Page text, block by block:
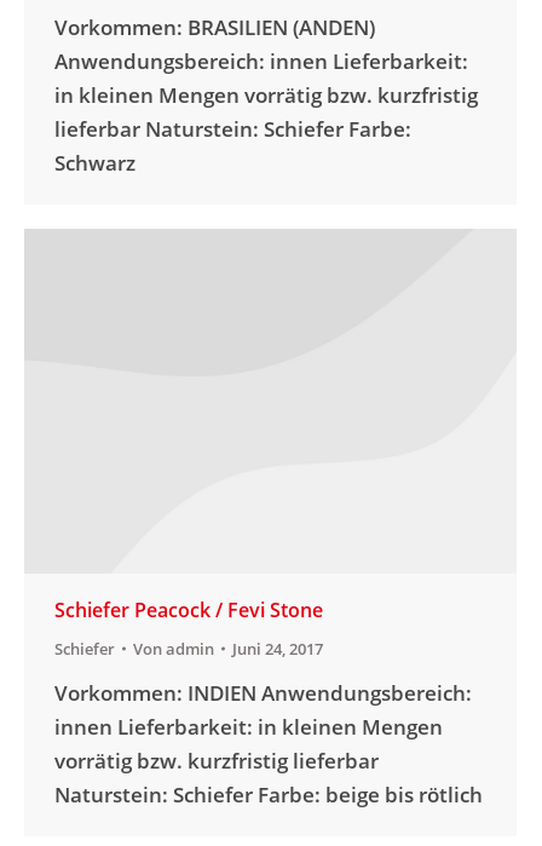
Vorkommen: BRASILIEN (ANDEN)
Anwendungsbereich: innen Lieferbarkeit:
in kleinen Mengen vorrätig bzw. kurzfristig
lieferbar Naturstein: Schiefer Farbe:
Schwarz
Schiefer Peacock / Fevi Stone
Schiefer Vonadmin Juni 24, 2017
Vorkommen: INDIEN Anwendungsbereich:
innen Lieferbarkeit: in kleinen Mengen
vorrätig bzw. kurzfristig lieferbar
Naturstein: Schiefer Farbe: beige bis rötlich